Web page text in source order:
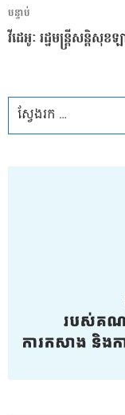
អត្ថបទ
បន្ទាប់
បន្ទាប់
វីដេអូៈ រដ្ឋមន្ត្រីសន្តិសុ